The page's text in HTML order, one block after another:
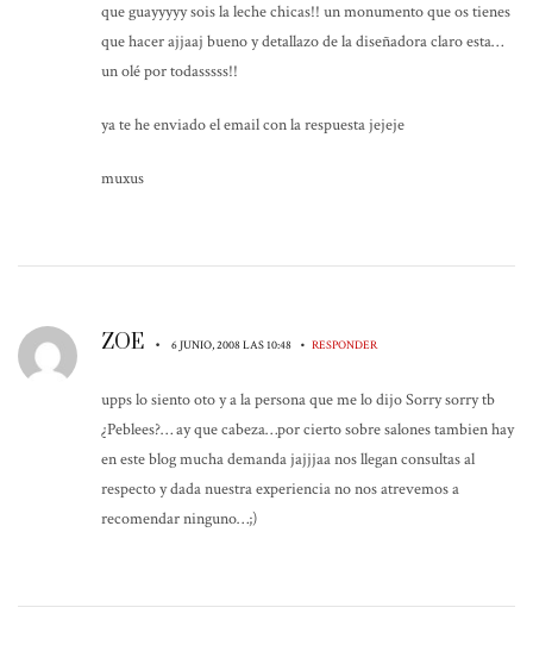
que guayyyyy sois la leche chicas!! un monumento que os tienes
que hacer ajjaaj bueno y detallazo de la diseñadora claro esta…
un olé por todasssss!!
ya te he enviado el email con la respuesta jejeje
muxus
ZOE • 6 JUNIO, 2008 LAS 10:48 • RESPONDER
upps lo siento oto y a la persona que me lo dijo Sorry sorry tb
¿Peblees?… ay que cabeza…por cierto sobre salones tambien hay
en este blog mucha demanda jajjjaa nos llegan consultas al
respecto y dada nuestra experiencia no nos atrevemos a
recomendar ninguno…;)